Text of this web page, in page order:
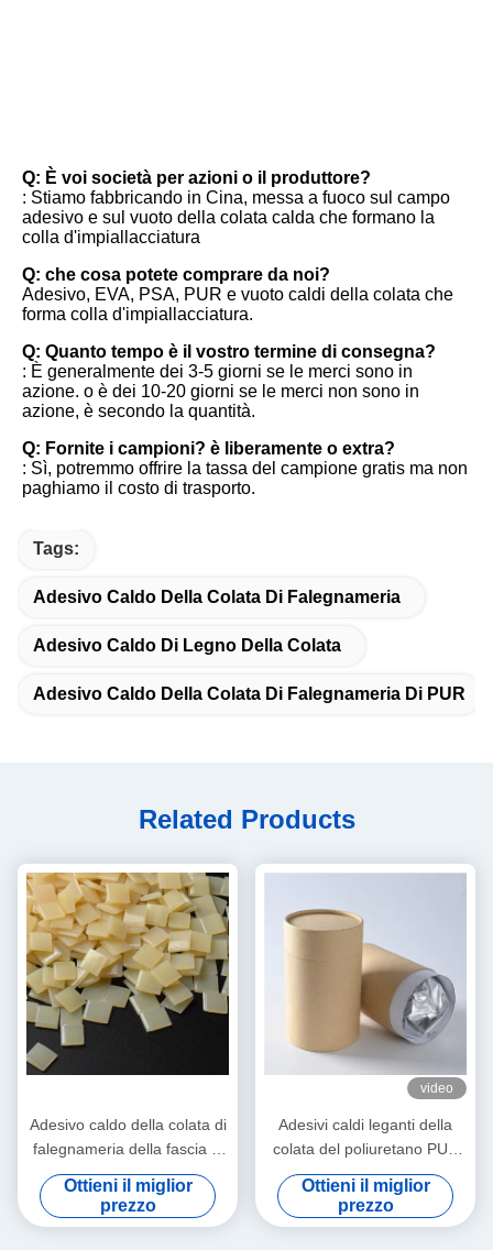
Q: È voi società per azioni o il produttore?
: Stiamo fabbricando in Cina, messa a fuoco sul campo
adesivo e sul vuoto della colata calda che formano la
colla d'impiallacciatura
Q: che cosa potete comprare da noi?
Adesivo, EVA, PSA, PUR e vuoto caldi della colata che
forma colla d'impiallacciatura.
Q: Quanto tempo è il vostro termine di consegna?
: È generalmente dei 3-5 giorni se le merci sono in
azione. o è dei 10-20 giorni se le merci non sono in
azione, è secondo la quantità.
Q: Fornite i campioni? è liberamente o extra?
: Sì, potremmo offrire la tassa del campione gratis ma non
paghiamo il costo di trasporto.
Tags:
Adesivo Caldo Della Colata Di Falegnameria
Adesivo Caldo Di Legno Della Colata
Adesivo Caldo Della Colata Di Falegnameria Di PUR
Related Products
Adesivo caldo della colata di
falegnameria della fascia di
bordo per la trecciatrice
automatica
Ottieni il miglior
prezzo
video
Adesivi caldi leganti della
colata del poliuretano PUR
del bordo
dell'impiallacciatura del PVC
per mobilia
Ottieni il miglior
prezzo